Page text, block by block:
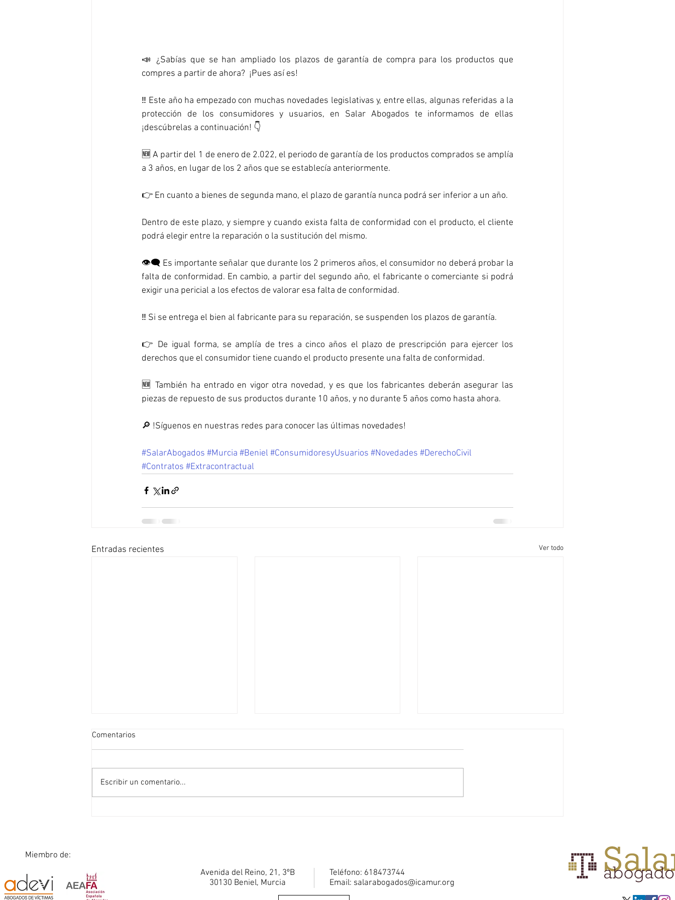
📣 ¿Sabías que se han ampliado los plazos de garantía de compra para los productos que
compres a partir de ahora?  ¡Pues así es!
‼️ Este año ha empezado con muchas novedades legislativas y, entre ellas, algunas referidas a la
protección de los consumidores y usuarios, en Salar Abogados te informamos de ellas
¡descúbrelas a continuación! 👇
🆕 A partir del 1 de enero de 2.022, el periodo de garantía de los productos comprados se amplía
a 3 años, en lugar de los 2 años que se establecía anteriormente.
👉 En cuanto a bienes de segunda mano, el plazo de garantía nunca podrá ser inferior a un año.
Dentro de este plazo, y siempre y cuando exista falta de conformidad con el producto, el cliente
podrá elegir entre la reparación o la sustitución del mismo.
👁‍🗨 Es importante señalar que durante los 2 primeros años, el consumidor no deberá probar la
falta de conformidad. En cambio, a partir del segundo año, el fabricante o comerciante si podrá
exigir una pericial a los efectos de valorar esa falta de conformidad.
‼️ Si se entrega el bien al fabricante para su reparación, se suspenden los plazos de garantía.
👉 De igual forma, se amplía de tres a cinco años el plazo de prescripción para ejercer los
derechos que el consumidor tiene cuando el producto presente una falta de conformidad.
🆕 También ha entrado en vigor otra novedad, y es que los fabricantes deberán asegurar las
piezas de repuesto de sus productos durante 10 años, y no durante 5 años como hasta ahora.
🔎 !Síguenos en nuestras redes para conocer las últimas novedades!
#SalarAbogados #Murcia #Beniel #ConsumidoresyUsuarios #Novedades #DerechoCivil
#Contratos #Extracontractual
Entradas recientes Ver todo
Comentarios
Escribir un comentario...
Miembro de:
Avenida del Reino, 21, 3ºB
30130 Beniel, Murcia
Teléfono: 618473744
Email: salarabogados@icamur.org